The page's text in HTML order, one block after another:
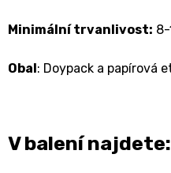
Minimální trvanlivost: 8-
Obal: Doypack a papírová
V balení najdete: